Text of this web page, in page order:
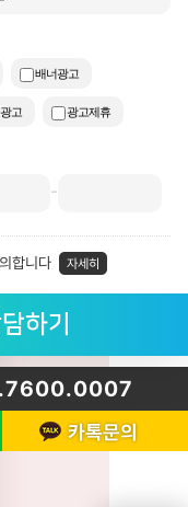
배너광고
고 광고제휴
-
합니다 자세히
카톡문의